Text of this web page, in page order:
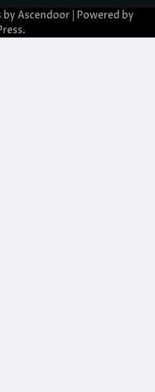
by Ascendoor | Powered by
.